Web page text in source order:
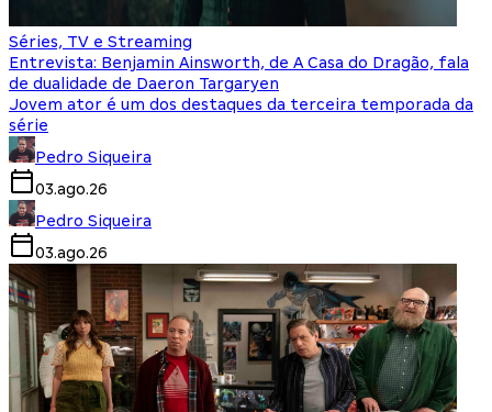
Séries, TV e Streaming
Entrevista: Benjamin Ainsworth, de A Casa do Dragão, fala
de dualidade de Daeron Targaryen
Jovem ator é um dos destaques da terceira temporada da
série
Pedro Siqueira
03.ago.26
Pedro Siqueira
03.ago.26